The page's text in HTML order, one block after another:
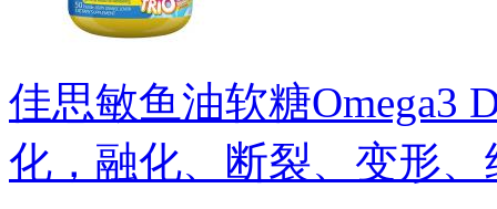
佳思敏鱼油软糖Omega3
化，融化、断裂、变形